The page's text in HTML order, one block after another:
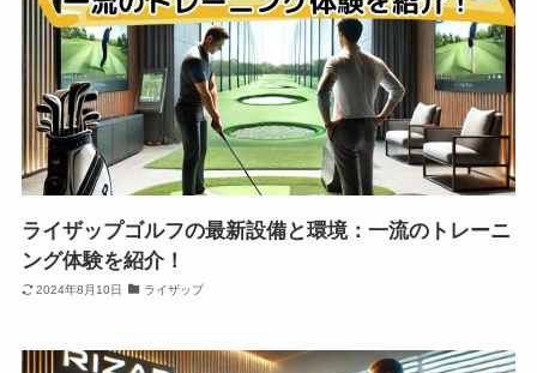
ライザップゴルフの最新設備と環境：一流のトレーニ
ング体験を紹介！
2024年8月10日 ライザップ